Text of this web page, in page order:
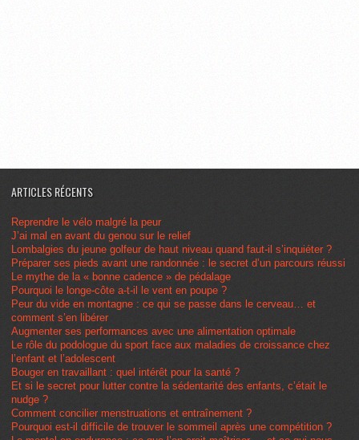
ARTICLES RÉCENTS
Reprendre le vélo malgré la peur
J’ai mal en avant du genou sur le relief
Lombalgies du jeune golfeur de haut niveau quand faut-il s’inquiéter ?
Préparer ses pieds avant une randonnée : le secret d’un parcours réussi
Le mythe de la « bonne cadence » de pédalage
Pourquoi le longe-côte a-t-il le vent en poupe ?
Peur du vide en montagne : ce qui se passe dans le cerveau… et
comment s’en libérer
Augmenter ses performances avec une alimentation optimale
Le rôle du podologue du sport face aux maladies de croissance chez
l’enfant et l’adolescent
Bouger en travaillant : quel intérêt pour la santé ?
Et si le secret pour lutter contre la sédentarité des enfants, c’était le
nudge ?
Comment concilier menstruations et entraînement ?
Pourquoi est-il difficile de trouver le sommeil après une compétition ?